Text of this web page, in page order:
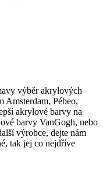
výběr akrylových
Amsterdam, Pébeo,
akrylové barvy na
barvy VanGogh, nebo
výrobce, dejte nám
tak jej co nejdříve